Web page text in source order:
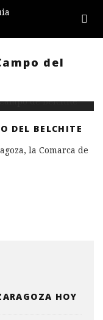
del
DEL BELCHITE
la Comarca de
HOY